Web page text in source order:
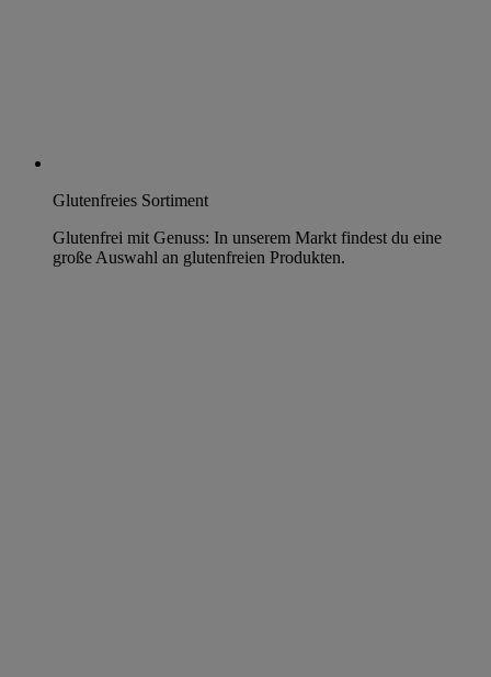
Glutenfreies Sortiment
Glutenfrei mit Genuss: In unserem Markt findest du eine
große Auswahl an glutenfreien Produkten.